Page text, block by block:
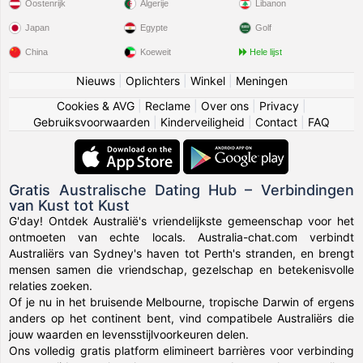
Oostenrijk
Japan
China
Algerije
Egypte
Koeweit
Libanon
Golf
Hele lijst
Nieuws| Oplichters| Winkel| Meningen
Cookies & AVG
Reclame Over ons Privacy
Gebruiksvoorwaarden
Kinderveiligheid Contact FAQ
Gratis Australische Dating Hub – Verbindingen
van Kust tot Kust
G'day! Ontdek Australië's vriendelijkste gemeenschap voor het
ontmoeten van echte locals. Australia-chat.com verbindt
Australiërs van Sydney's haven tot Perth's stranden, en brengt
mensen samen die vriendschap, gezelschap en betekenisvolle
relaties zoeken.
Of je nu in het bruisende Melbourne, tropische Darwin of ergens
anders op het continent bent, vind compatibele Australiërs die
jouw waarden en levensstijlvoorkeuren delen.
Ons volledig gratis platform elimineert barrières voor verbinding